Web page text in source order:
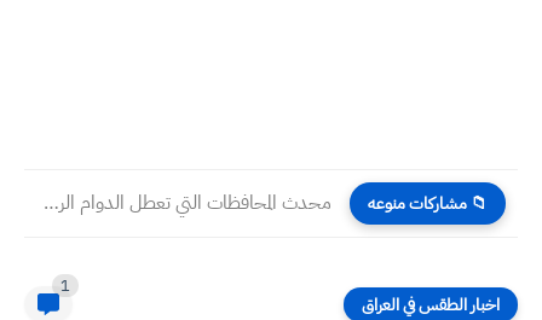
📁 مشاركات منوعه محدث المحافظات التي تعطل الدوام الرسمي الاحد 31 / 12...
اخبار الطقس في العراق
1